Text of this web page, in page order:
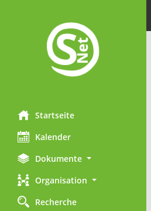
Startseite
Kalender
Dokumente
Organisation
Recherche